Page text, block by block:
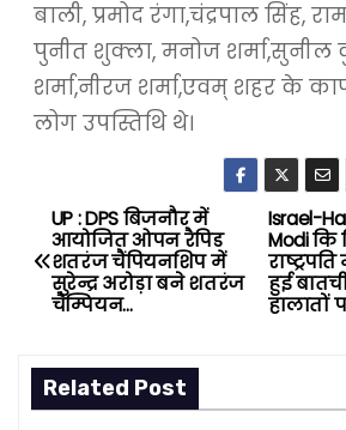
बाली, प्रमोद रंगा,चंद्रपाल सिंह,
पुनीत शुक्ला, मनोज शर्मा,सुनील
शर्मा,नीरज शर्मा,एवम् शहर के
लोग उपस्तिथि थे।
P
o
t
Israel-
Modi
हुई
हालातों
UP : DPS बिजनौर में
आयोजित ओपन रैपिड
शतरंज चैंपियनशिप में
सुरेन्द्र अरोड़ा बने शतरंज
चैम्पियन…
Related Post